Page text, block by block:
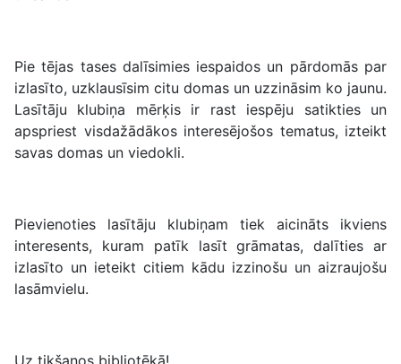
Pie tējas tases dalīsimies iespaidos un pārdomās par
izlasīto, uzklausīsim citu domas un uzzināsim ko jaunu.
Lasītāju klubiņa mērķis ir rast iespēju satikties un
apspriest visdažādākos interesējošos tematus, izteikt
savas domas un viedokli.
Pievienoties lasītāju klubiņam tiek aicināts ikviens
interesents, kuram patīk lasīt grāmatas, dalīties ar
izlasīto un ieteikt citiem kādu izzinošu un aizraujošu
lasāmvielu.
Uz tikšanos bibliotēkā!